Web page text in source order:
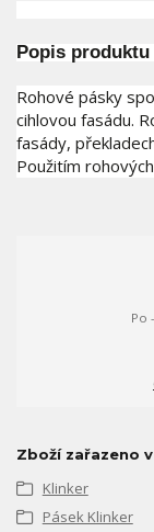
Popis produktu
Rohové pásky
cihlovou fasádu.
fasády,
Použitím
Po
Zboží zařazeno
Klinker
Pásek Klinker